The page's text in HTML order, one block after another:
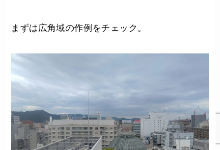
まずは広角域の作例をチェック。